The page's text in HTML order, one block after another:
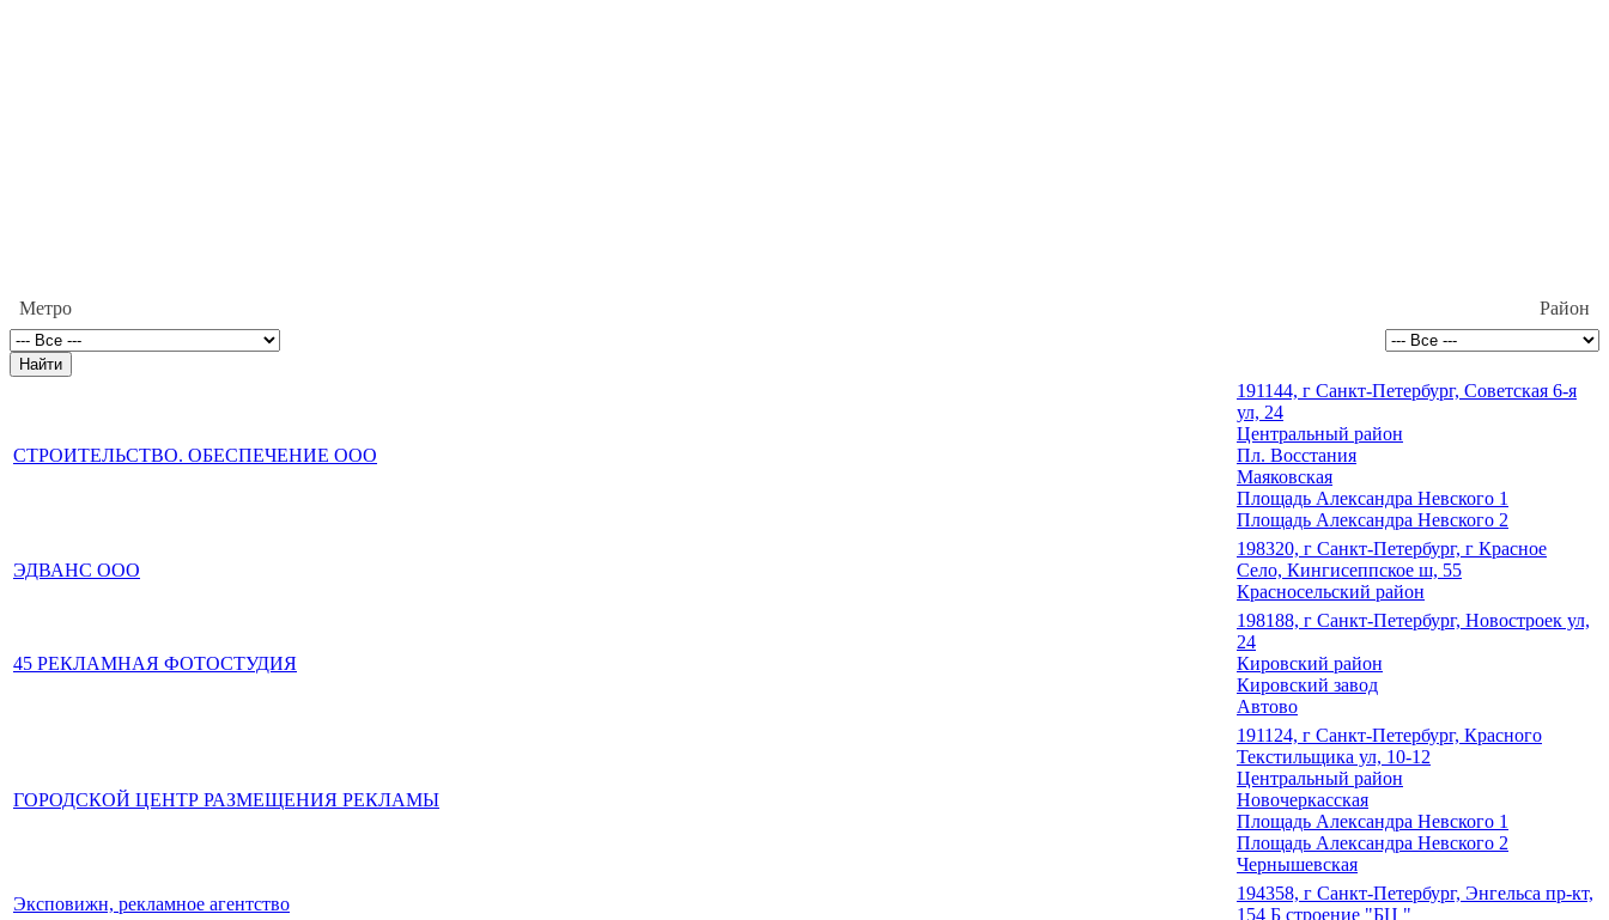
Метро Район
СТРОИТЕЛЬСТВО. ОБЕСПЕЧЕНИЕ ООО
191144, г Санкт-Петербург, Советская 6-я
ул, 24
Центральный район
Пл. Восстания
Маяковская
Площадь Александра Невского 1
Площадь Александра Невского 2
ЭДВАНС ООО
198320, г Санкт-Петербург, г Красное
Село, Кингисеппское ш, 55
Красносельский район
45 РЕКЛАМНАЯ ФОТОСТУДИЯ
198188, г Санкт-Петербург, Новостроек ул,
24
Кировский район
Кировский завод
Автово
ГОРОДСКОЙ ЦЕНТР РАЗМЕЩЕНИЯ РЕКЛАМЫ
191124, г Санкт-Петербург, Красного
Текстильщика ул, 10-12
Центральный район
Новочеркасская
Площадь Александра Невского 1
Площадь Александра Невского 2
Чернышевская
Эксповижн, рекламное агентство
194358, г Санкт-Петербург, Энгельса пр-кт,
154 Б строение "БЦ "